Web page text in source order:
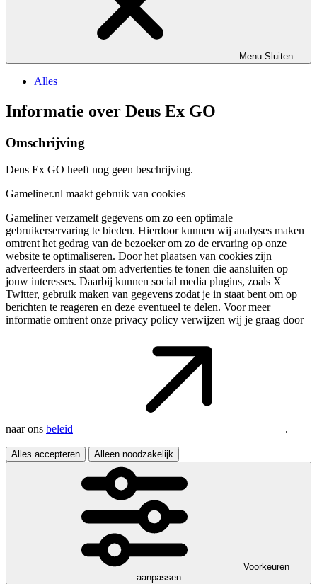
Menu Sluiten
Alles
Informatie over Deus Ex GO
Omschrijving
Deus Ex GO heeft nog geen beschrijving.
Gameliner.nl maakt gebruik van cookies
Gameliner verzamelt gegevens om zo een optimale
gebruikerservaring te bieden. Hierdoor kunnen wij analyses maken
omtrent het gedrag van de bezoeker om zo de ervaring op onze
website te optimaliseren. Door het plaatsen van cookies zijn
adverteerders in staat om advertenties te tonen die aansluiten op
jouw interesses. Daarbij kunnen social media plugins, zoals X
Twitter, gebruik maken van gegevens zodat je in staat bent om op
berichten te reageren en deze eventueel te delen. Voor meer
informatie omtrent onze privacy policy verwijzen wij je graag door
naar ons beleid .
Alles accepteren Alleen noodzakelijk
Voorkeuren
aanpassen